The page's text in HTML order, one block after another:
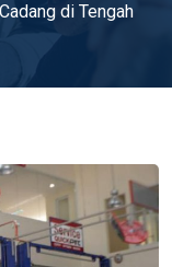
di Tengah